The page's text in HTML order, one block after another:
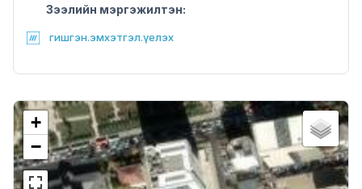
Зээлийн мэргэжилтэн:
гишгэн.эмхэтгэл.үелэх
+
−